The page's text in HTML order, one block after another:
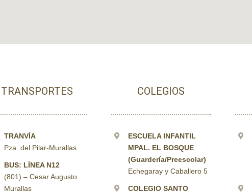
TRANSPORTES
TRANVÍA
Pza. del Pilar-Murallas
BUS: LÍNEA N12
(801) – Cesar Augusto.
Murallas
COLEGIOS
ESCUELA INFANTIL
MPAL. EL BOSQUE
(Guardería/Preescolar)
Echegaray y Caballero 5
COLEGIO SANTO